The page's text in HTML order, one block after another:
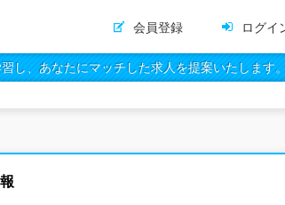
会員登録 ログイ
し、あなたにマッチした求人を提案いたします。